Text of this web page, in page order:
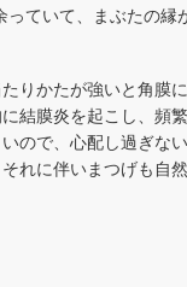
ていて、まぶたの
りかたが強いと角膜
結膜炎を起こし、頻
ので、心配し過ぎない
れに伴いまつげも自